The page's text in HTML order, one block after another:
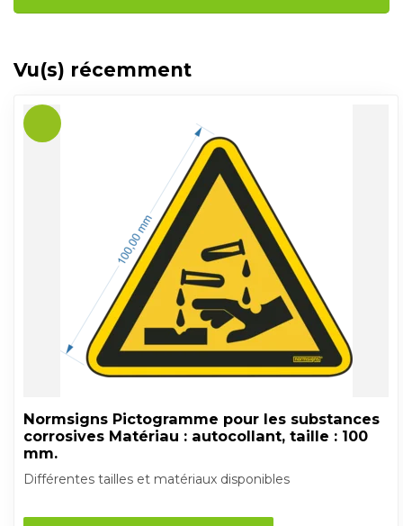
Vu(s) récemment
Normsigns Pictogramme pour les substances
corrosives Matériau : autocollant, taille : 100
mm.
Différentes tailles et matériaux disponibles